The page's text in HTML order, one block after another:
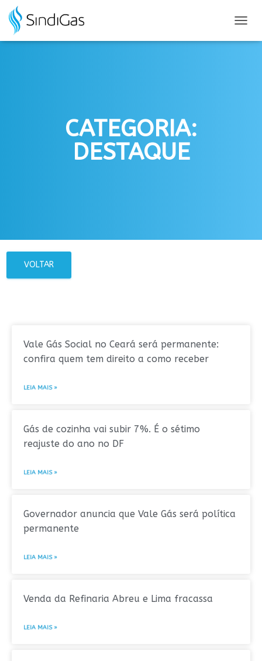
for:
CATEGORIA:
DESTAQUE
VOLTAR
Vale Gás Social no Ceará será permanente:
confira quem tem direito a como receber
LEIA MAIS »
Gás de cozinha vai subir 7%. É o sétimo
reajuste do ano no DF
LEIA MAIS »
Governador anuncia que Vale Gás será política
permanente
LEIA MAIS »
Venda da Refinaria Abreu e Lima fracassa
LEIA MAIS »